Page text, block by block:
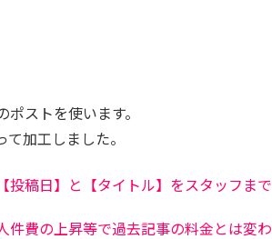
ストを使います。
加工しました。
稿日】と【タイトル】をスタッフまで
費の上昇等で過去記事の料金とは変わ